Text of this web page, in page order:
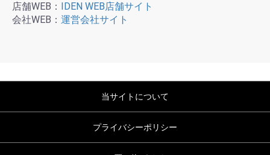
店舗WEB： IDEN WEB店舗サイト
会社WEB： 運営会社サイト
当サイトについて
プライバシーポリシー